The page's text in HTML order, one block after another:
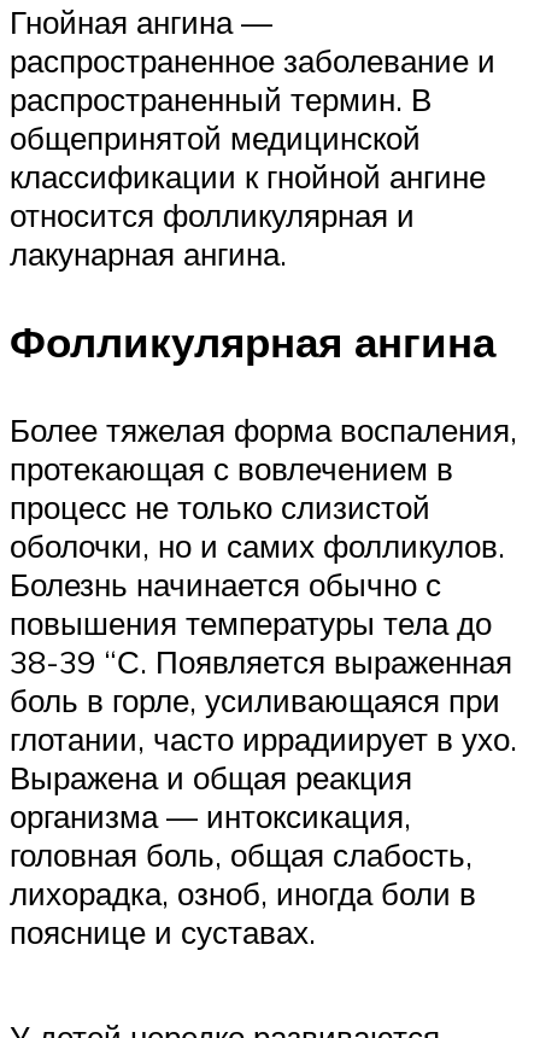
Гнойная ангина —
распространенное заболевание и
распространенный термин. В
общепринятой медицинской
классификации к гнойной ангине
относится фолликулярная и
лакунарная ангина.
Фолликулярная ангина
Более тяжелая форма воспаления,
протекающая с вовлечением в
процесс не только слизистой
оболочки, но и самих фолликулов.
Болезнь начинается обычно с
повышения температуры тела до
38-39 “С. Появляется выраженная
боль в горле, усиливающаяся при
глотании, часто иррадиирует в ухо.
Выражена и общая реакция
организма — интоксикация,
головная боль, общая слабость,
лихорадка, озноб, иногда боли в
пояснице и суставах.